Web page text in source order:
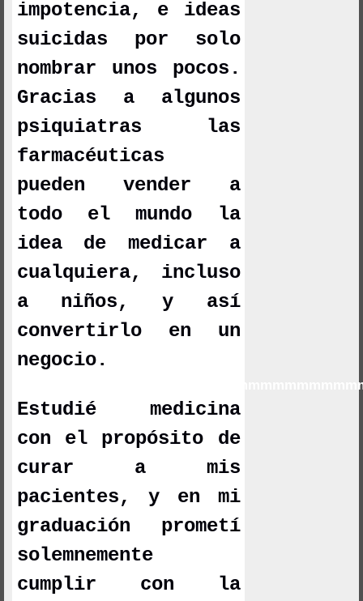
impotencia, e ideas
suicidas por solo
nombrar unos pocos.
Gracias a algunos
psiquiatras las
farmacéuticas
pueden vender a
todo el mundo la
idea de medicar a
cualquiera, incluso
a niños, y así
convertirlo en un
negocio.
Estudié medicina
con el propósito de
curar a mis
pacientes, y en mi
graduación prometí
solemnemente
cumplir con la